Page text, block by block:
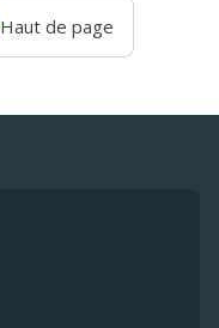
Haut de page